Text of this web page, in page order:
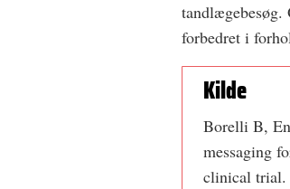
forbedret i
Kilde
Borelli B,
messaging
clinical trial.